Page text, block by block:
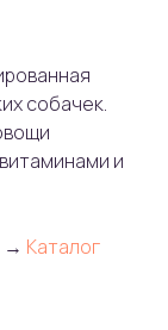
собачек.
и
→ Каталог